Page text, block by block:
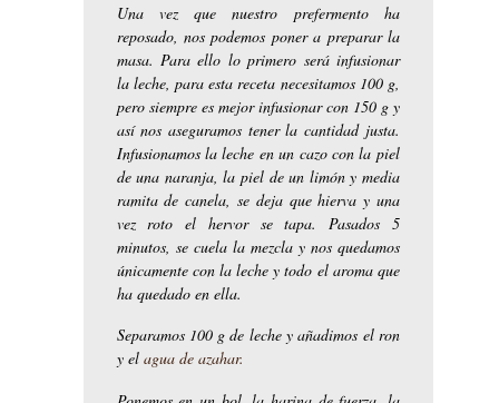
Una vez que nuestro prefermento ha
reposado, nos podemos poner a preparar la
masa. Para ello lo primero será infusionar
la leche, para esta receta necesitamos 100 g,
pero siempre es mejor infusionar con 150 g y
así nos aseguramos tener la cantidad justa.
Infusionamos la leche en un cazo con la piel
de una naranja, la piel de un limón y media
ramita de canela, se deja que hierva y una
vez roto el hervor se tapa. Pasados 5
minutos, se cuela la mezcla y nos quedamos
únicamente con la leche y todo el aroma que
ha quedado en ella.
Separamos 100 g de leche y añadimos el ron
y elagua de azahar.